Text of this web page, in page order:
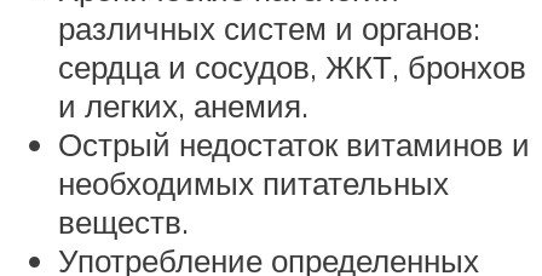
различных систем и органов:
сердца и сосудов, ЖКТ, бронхов
и легких, анемия.
Острый недостаток витаминов и
необходимых питательных
веществ.
Употребление определенных